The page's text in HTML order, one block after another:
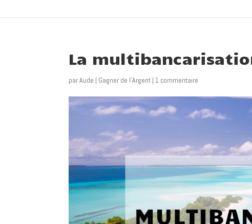
La
parAude | Gagner de l'Argent |1 commentaire